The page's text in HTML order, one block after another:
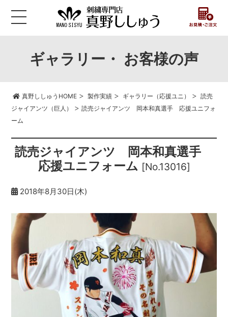
ギャラリー・ お客様の声
真野ししゅうHOME> 製作実績> ギャラリー（応援ユニ） > 読売
ジャイアンツ（巨人）
>読売ジャイアンツ 岡本和真選手 応援ユニフォ
ーム
読売ジャイアンツ 岡本和真選手
応援ユニフォーム [No.13016]
2018年8月30日(木)